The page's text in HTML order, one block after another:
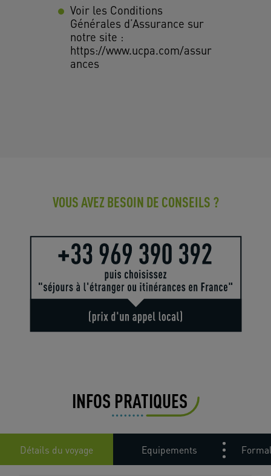
Voir les Conditions
Générales d’Assurance sur
notre site :
https://www.ucpa.com/assur
ances
VOUS AVEZ BESOIN DE CONSEILS ?
INFOS PRATIQUES
Détails du voyage Equipements